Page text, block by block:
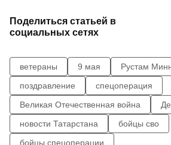
Поделиться статьей в
социальных сетях
ветераны 9 мая
Рустам
поздравление
спецоперация
Великая Отечественная война
новости Татарстана
бойцы сво
бойцы спецоперации